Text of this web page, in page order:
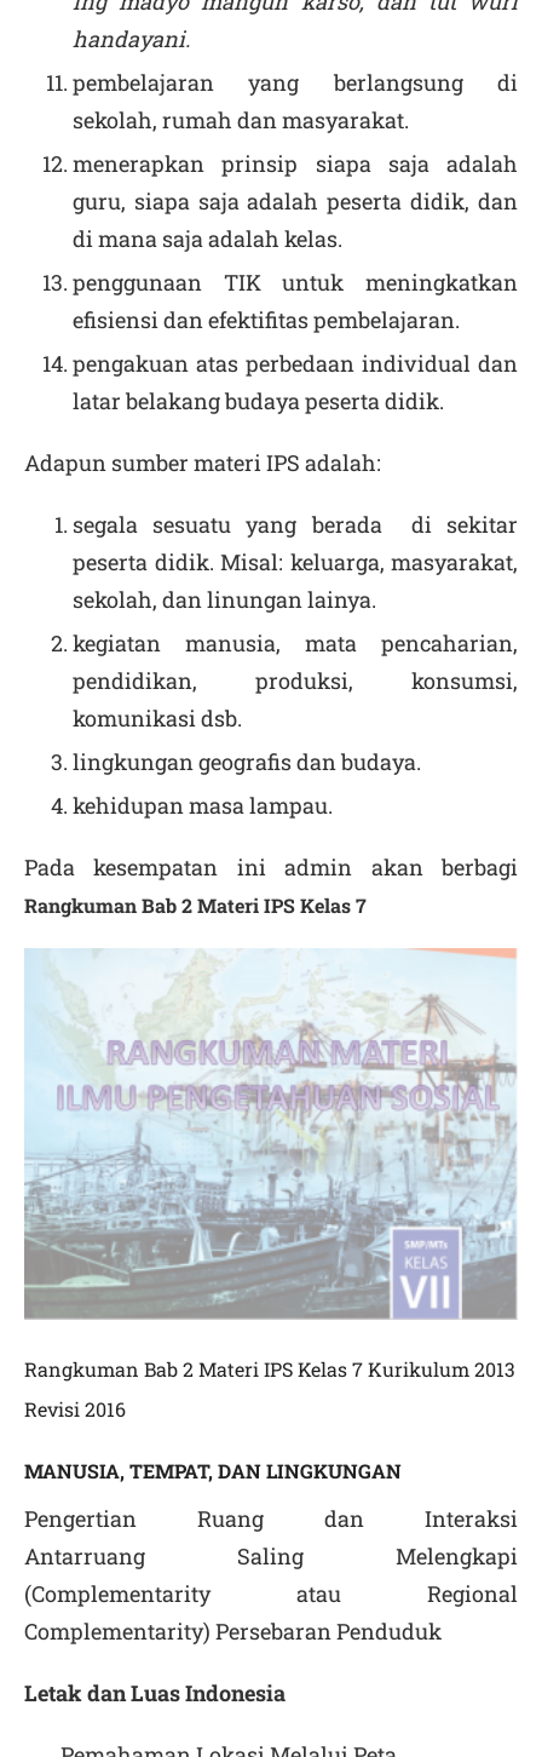
handayani.
pembelajaran yang berlangsung di
sekolah, rumah dan masyarakat.
menerapkan prinsip siapa saja adalah
guru, siapa saja adalah peserta didik, dan
di mana saja adalah kelas.
penggunaan TIK untuk meningkatkan
efisiensi dan efektifitas pembelajaran.
pengakuan atas perbedaan individual dan
latar belakang budaya peserta didik.
Adapun sumber materi IPS adalah:
segala sesuatu yang berada di sekitar
peserta didik. Misal: keluarga, masyarakat,
sekolah, dan linungan lainya.
kegiatan manusia, mata pencaharian,
pendidikan, produksi, konsumsi,
komunikasi dsb.
lingkungan geografis dan budaya.
kehidupan masa lampau.
Pada kesempatan ini admin akan berbagi
Rangkuman Bab 2 Materi IPS Kelas 7
Rangkuman Bab 2 Materi IPS Kelas 7 Kurikulum 2013
Revisi 2016
MANUSIA, TEMPAT, DAN LINGKUNGAN
Pengertian Ruang dan Interaksi
Antarruang Saling Melengkapi
(Complementarity atau Regional
Complementarity) Persebaran Penduduk
Letak dan Luas Indonesia